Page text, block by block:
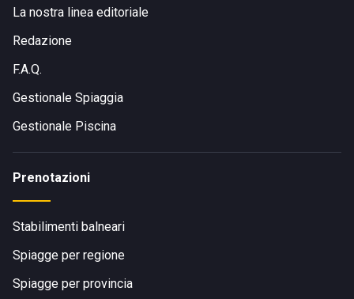
La nostra linea editoriale
Redazione
F.A.Q.
Gestionale Spiaggia
Gestionale Piscina
Prenotazioni
Stabilimenti balneari
Spiagge per regione
Spiagge per provincia